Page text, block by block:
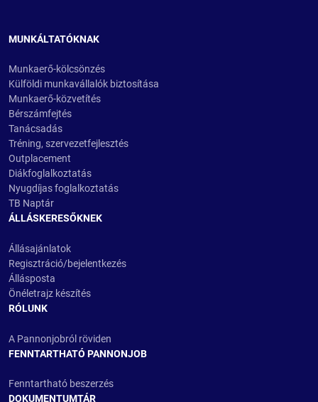
MUNKÁLTATÓKNAK
Munkaerő-kölcsönzés
Külföldi munkavállalók biztosítása
Munkaerő-közvetítés
Bérszámfejtés
Tanácsadás
Tréning, szervezetfejlesztés
Outplacement
Diákfoglalkoztatás
Nyugdíjas foglalkoztatás
TB Naptár
ÁLLÁSKERESŐKNEK
Állásajánlatok
Regisztráció/bejelentkezés
Állásposta
Önéletrajz készítés
RÓLUNK
A Pannonjobról röviden
FENNTARTHATÓ PANNONJOB
Fenntartható beszerzés
DOKUMENTUMTÁR